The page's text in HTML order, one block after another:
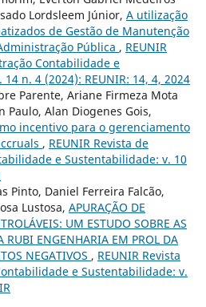
Lordsleem Júnior, A utilização
de Gestão de Manutenção
Pública , REUNIR
Contabilidade e
n. 4 (2024): REUNIR: 14, 4, 2024
Parente, Ariane Firmeza Mota
Paulo, Alan Diogenes Gois,
incentivo para o gerenciamento
, REUNIR Revista de
e Sustentabilidade: v. 10
Pinto, Daniel Ferreira Falcão,
Lustosa, APURAÇÃO DE
UM ESTUDO SOBRE AS
RUBI ENGENHARIA EM PROL DA
NEGATIVOS , REUNIR Revista
e Sustentabilidade: v.